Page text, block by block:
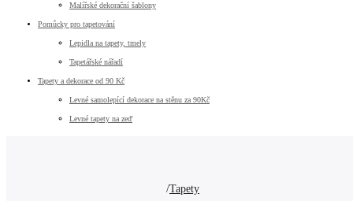
Malířské dekorační šablony
Pomůcky pro tapetování
Lepidla na tapety, tmely
Tapetářské nářadí
Tapety a dekorace od 90 Kč
Levné samolepící dekorace na stěnu za 90Kč
Levné tapety na zeď
Tapety